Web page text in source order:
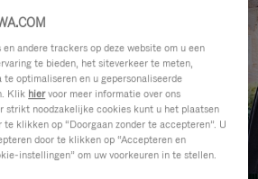
andere trackers op deze website om u een
te bieden, het siteverkeer te meten,
optimaliseren en u gepersonaliseerde
Klik hiervoor meer informatie over ons
strikt noodzakelijke cookies kunt u het plaatsen
klikken op “Doorgaan zonder te accepteren”. U
door te klikken op “Accepteren en
instellingen” om uw voorkeuren in te stellen.